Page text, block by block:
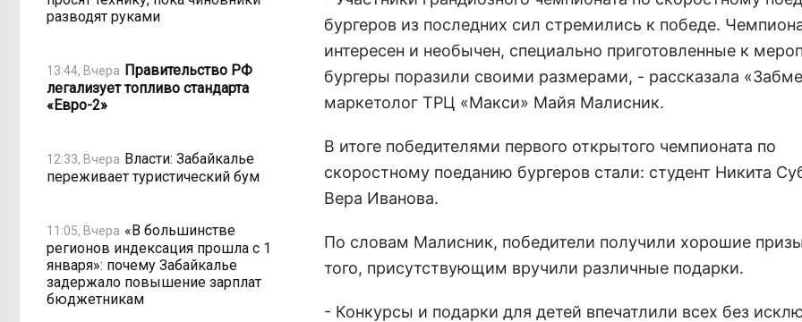
разводят руками
13:44, Вчера Правительство РФ
легализует топливо стандарта
«Евро-2»
12:33, Вчера Власти: Забайкалье
переживает туристический бум
11:05, Вчера «В большинстве
регионов индексация прошла с 1
января»: почему Забайкалье
задержало повышение зарплат
бюджетникам
бургеров из последних сил стремились к победе.
интересен и необычен, специально приготовленные к
бургеры поразили своими размерами, - рассказала
маркетолог ТРЦ «Макси» Майя Малисник.
В итоге победителями первого открытого чемпионата по
скоростному поеданию бургеров стали: студент Никита
Вера Иванова.
По словам Малисник, победители получили хорошие
того, присутствующим вручили различные подарки.
- Конкурсы и подарки для детей впечатлили всех без